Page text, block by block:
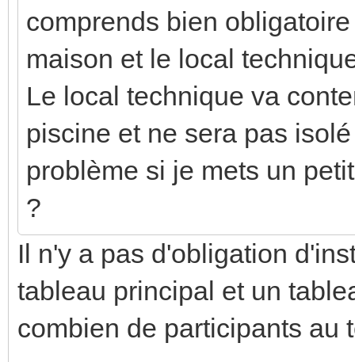
comprends bien
maison et le local
Le local technique va
piscine et ne sera pas
problème si je mets un
?
Il n'y a pas d'obligation
tableau principal et un
combien de participants au